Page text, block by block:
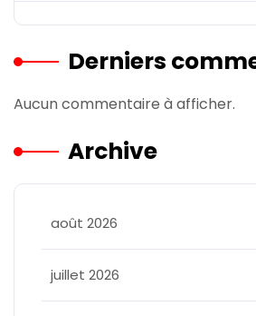
Derniers
Aucun commentaire à afficher.
Archive
août 2026
juillet 2026